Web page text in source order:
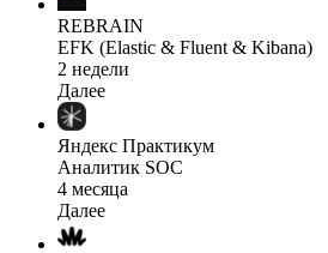
REBRAIN
EFK (Elastic & Fluent & Kibana)
2 недели
Далее
Яндекс Практикум
Аналитик SOC
4 месяца
Далее